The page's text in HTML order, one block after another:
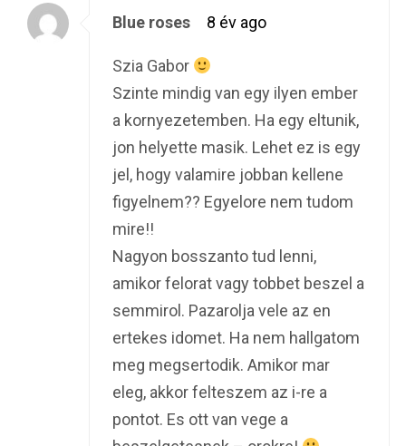
Blue roses 8 év ago
Szia Gabor
Szinte mindig van egy ilyen ember
a kornyezetemben. Ha egy eltunik,
jon helyette masik. Lehet ez is egy
jel, hogy valamire jobban kellene
figyelnem?? Egyelore nem tudom
mire!!
Nagyon bosszanto tud lenni,
amikor felorat vagy tobbet beszel a
semmirol. Pazarolja vele az en
ertekes idomet. Ha nem hallgatom
meg megsertodik. Amikor mar
eleg, akkor felteszem az i-re a
pontot. Es ott van vege a